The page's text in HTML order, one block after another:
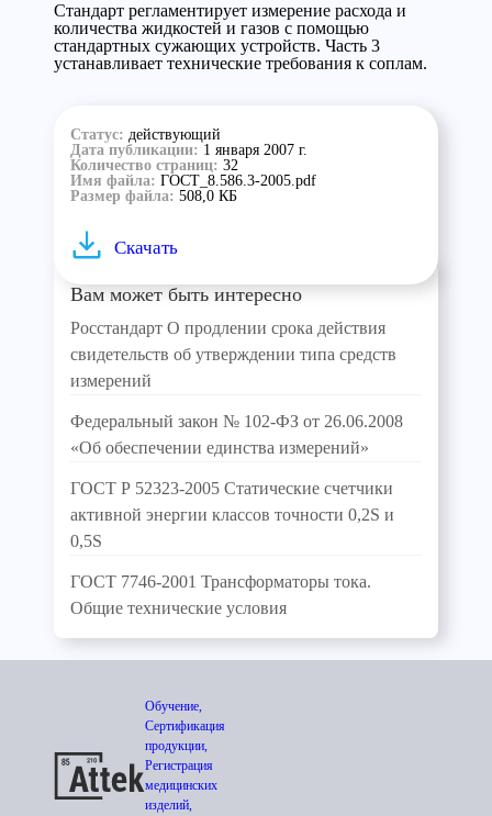
Стандарт регламентирует измерение расхода и
количества жидкостей и газов с помощью
стандартных сужающих устройств. Часть 3
устанавливает технические требования к соплам.
Статус: действующий
Дата публикации: 1 января 2007 г.
Количество страниц: 32
Имя файла: ГОСТ_8.586.3-2005.pdf
Размер файла: 508,0 КБ
Скачать
Вам может быть интересно
Росстандарт О продлении срока действия
свидетельств об утверждении типа средств
измерений
Федеральный закон № 102-ФЗ от 26.06.2008
«Об обеспечении единства измерений»
ГОСТ Р 52323-2005 Статические счетчики
активной энергии классов точности 0,2S и
0,5S
ГОСТ 7746-2001 Трансформаторы тока.
Общие технические условия
Обучение,
Сертификация
продукции,
Регистрация
медицинских
изделий,